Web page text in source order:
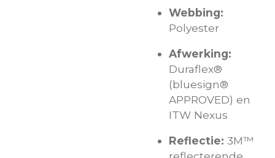
Webbing:
Polyester
Afwerking:
Duraflex®
(bluesign®
APPROVED) en
ITW Nexus
Reflectie: 3M™